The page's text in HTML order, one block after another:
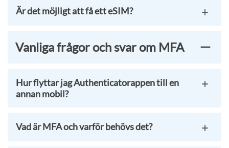
Är det möjligt att få ett eSIM?
Vanliga frågor och svar om MFA
Hur flyttar jag Authenticatorappen till en
annan mobil?
Vad är MFA och varför behövs det?